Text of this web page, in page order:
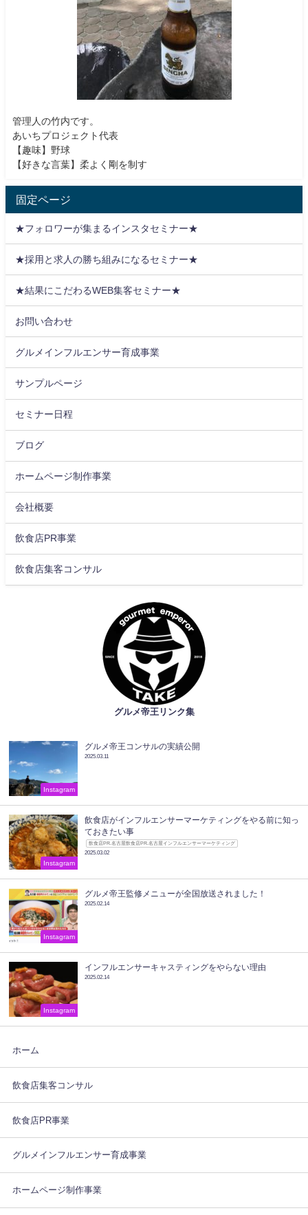
管理人の竹内です。
あいちプロジェクト代表
【趣味】野球
【好きな言葉】柔よく剛を制す
固定ページ
★フォロワーが集まるインスタセミナー★
★採用と求人の勝ち組みになるセミナー★
★結果にこだわるWEB集客セミナー★
お問い合わせ
グルメインフルエンサー育成事業
サンプルページ
セミナー日程
ブログ
ホームページ制作事業
会社概要
飲食店PR事業
飲食店集客コンサル
グルメ帝王リンク集
Instagram
グルメ帝王コンサルの実績公開
2025.03.11
Instagram
飲食店がインフルエンサーマーケティングをやる前に知っ
ておきたい事
飲食店PR.名古屋飲食店PR.名古屋インフルエンサーマーケティング
2025.03.02
Instagram
グルメ帝王監修メニューが全国放送されました！
2025.02.14
Instagram
インフルエンサーキャスティングをやらない理由
2025.02.14
ホーム
飲食店集客コンサル
飲食店PR事業
グルメインフルエンサー育成事業
ホームページ制作事業